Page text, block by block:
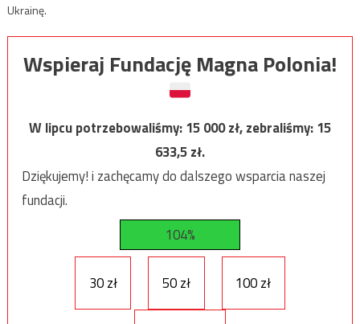
Ukrainę.
Wspieraj Fundację Magna Polonia!
W lipcu potrzebowaliśmy:15 000zł, zebraliśmy:15
633,5zł.
Dziękujemy! i zachęcamy do dalszego wsparcia naszej
fundacji.
104%
30 zł 50 zł 100 zł